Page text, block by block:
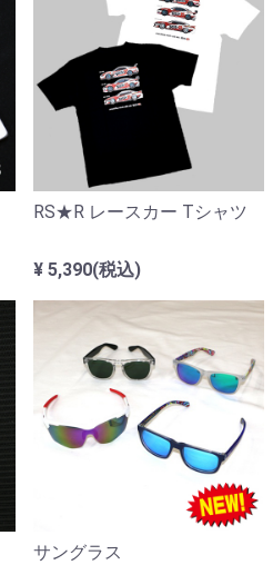
RS★R レースカー Tシャツ
¥ 5,390(税込)
サングラス